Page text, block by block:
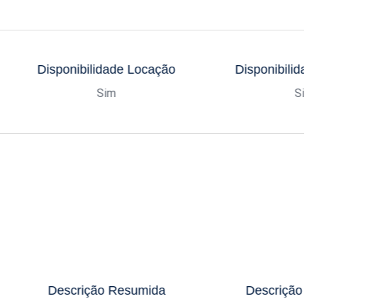
Disponibilidade Locação
Sim
Descrição Resumida
Disponibilidade Locação
Sim
Descrição Resumida